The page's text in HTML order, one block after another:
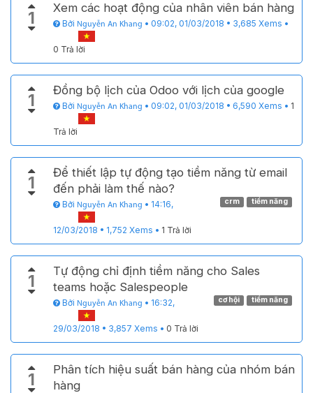
1
Xem các hoạt động của nhân viên bán hàng
Bởi Nguyễn An Khang • 09:02, 01/03/2018 • 3,685 Xems •
0 Trả lời
1
Đồng bộ lịch của Odoo với lịch của google
Bởi Nguyễn An Khang • 09:02, 01/03/2018 • 6,590 Xems • 1
Trả lời
1
Để thiết lập tự động tạo tiềm năng từ email
đến phải làm thế nào?
tiềm năng
crm
Bởi Nguyễn An Khang • 14:16,
12/03/2018 • 1,752 Xems • 1 Trả lời
1
Tự động chỉ định tiềm năng cho Sales
teams hoặc Salespeople
tiềm năng
cơ hội
Bởi Nguyễn An Khang • 16:32,
29/03/2018 • 3,857 Xems • 0 Trả lời
1
Phân tích hiệu suất bán hàng của nhóm bán
hàng